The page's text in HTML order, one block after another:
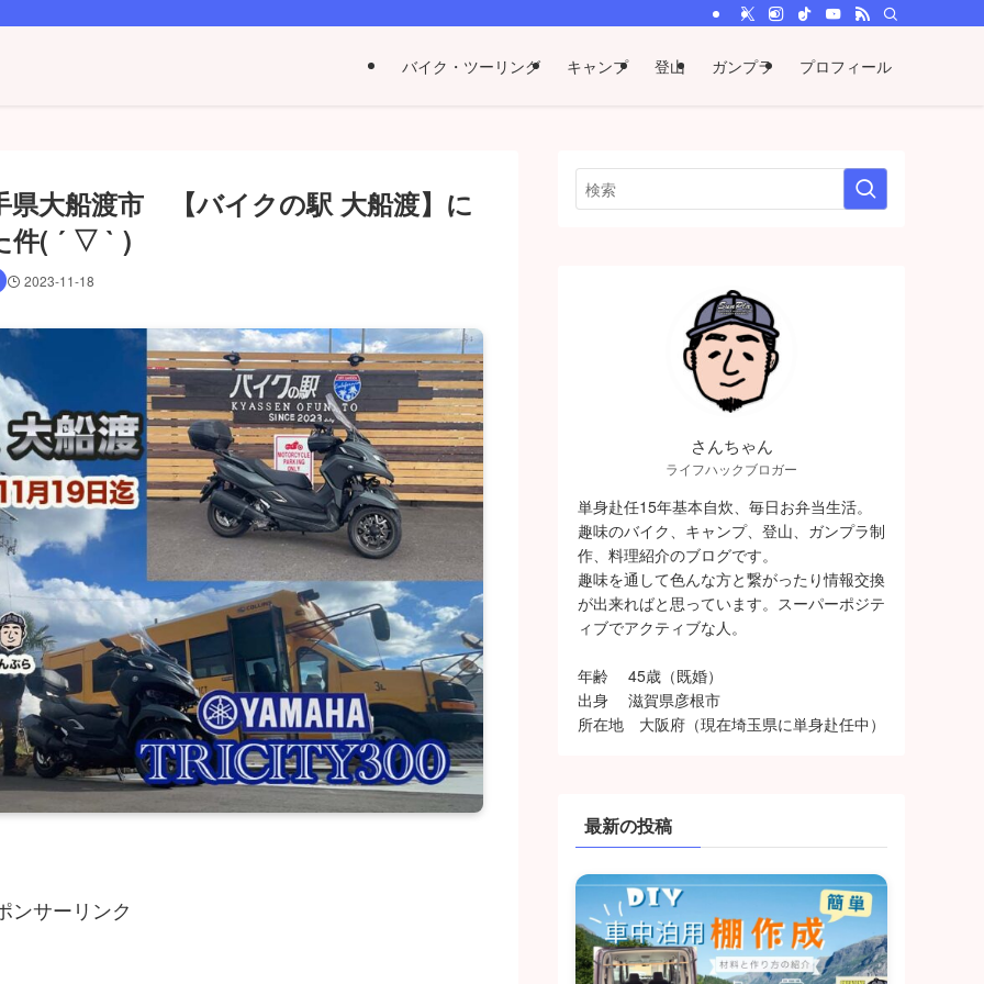
バイク・ツーリング キャンプ 登山 ガンプラ プロフィール
大船渡市 【バイクの駅 大船渡】に
件( ´ ▽ ` )
2023-11-18
ンサーリンク
さんちゃん
ライフハックブロガー
単身赴任15年基本自炊、毎日お弁当生活。
趣味のバイク、キャンプ、登山、ガンプラ制
作、料理紹介のブログです。
趣味を通して色んな方と繋がったり情報交換
が出来ればと思っています。スーパーポジテ
ィブでアクティブな人。
年齢 45歳（既婚）
出身 滋賀県彦根市
所在地 大阪府（現在埼玉県に単身赴任中）
最新の投稿